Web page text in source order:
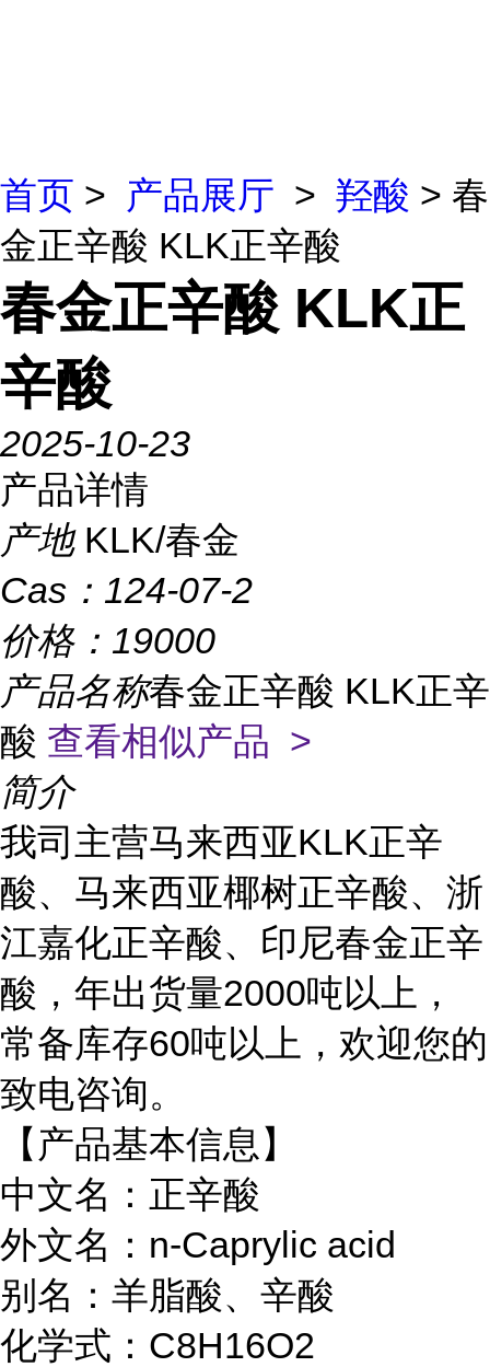
首页 > 产品展厅 > 羟酸 > 春
金正辛酸 KLK正辛酸
春金正辛酸 KLK正
辛酸
2025-10-23
产品详情
产地 KLK/春金
Cas： 124-07-2
价格： 19000
产品名称春金正辛酸 KLK正辛
酸 查看相似产品 >
简介
我司主营马来西亚KLK正辛
酸、马来西亚椰树正辛酸、浙
江嘉化正辛酸、印尼春金正辛
酸，年出货量2000吨以上，
常备库存60吨以上，欢迎您的
致电咨询。
【产品基本信息】
中文名：正辛酸
外文名：n-Caprylic acid
别名：羊脂酸、辛酸
化学式：C8H16O2